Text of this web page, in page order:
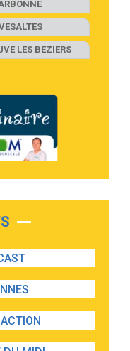
LES BEZIERS